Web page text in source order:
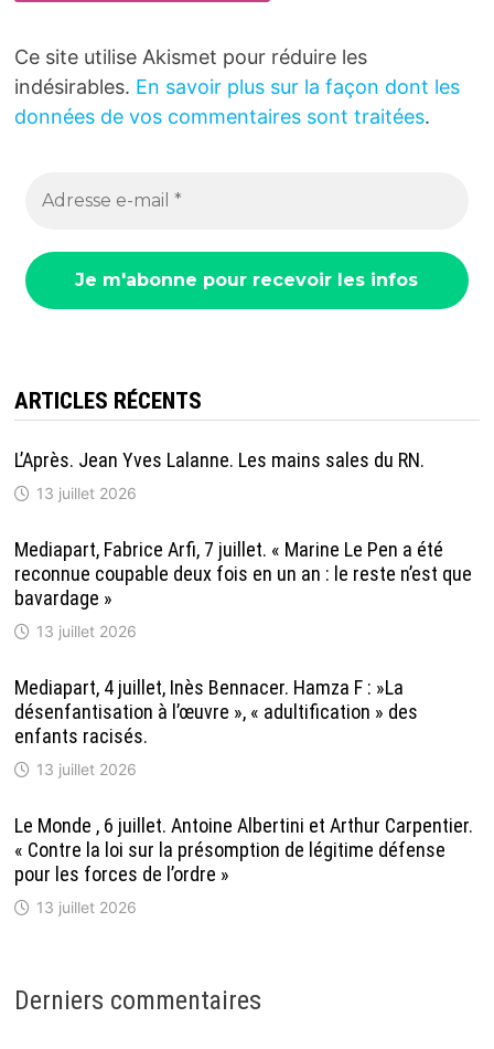
Ce site utilise Akismet pour réduire les
indésirables. En savoir plus sur la façon dont les
données de vos commentaires sont traitées.
ARTICLES RÉCENTS
L’Après. Jean Yves Lalanne. Les mains sales du RN.
13 juillet 2026
Mediapart, Fabrice Arfi, 7 juillet. « Marine Le Pen a été
reconnue coupable deux fois en un an : le reste n’est que
bavardage »
13 juillet 2026
Mediapart, 4 juillet, Inès Bennacer. Hamza F : »La
désenfantisation à l’œuvre », « adultification » des
enfants racisés.
13 juillet 2026
Le Monde , 6 juillet. Antoine Albertini et Arthur Carpentier.
« Contre la loi sur la présomption de légitime défense
pour les forces de l’ordre »
13 juillet 2026
Derniers commentaires